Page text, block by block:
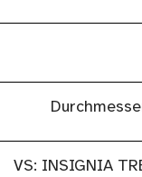
VS: INSIGNIA